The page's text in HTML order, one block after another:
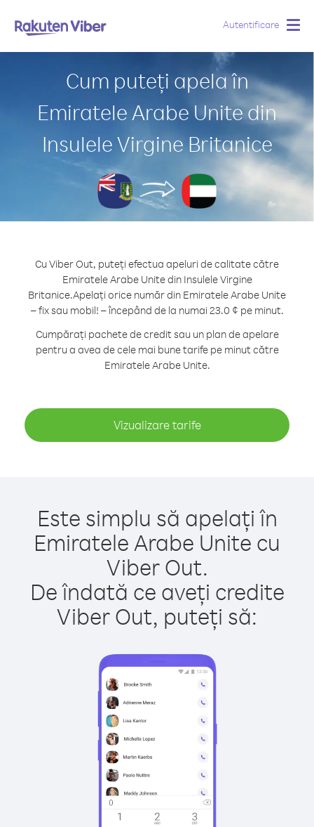
Autentificare
Cum puteți apela în
Emiratele Arabe Unite din
Insulele Virgine Britanice
Cu Viber Out, puteți efectua apeluri de calitate către
Emiratele Arabe Unite din Insulele Virgine
Britanice.Apelați orice număr din Emiratele Arabe Unite
– fix sau mobil! – începând de la numai 23.0 ¢ pe minut.
Cumpărați pachete de credit sau un plan de apelare
pentru a avea de cele mai bune tarife pe minut către
Emiratele Arabe Unite.
Vizualizare tarife
Este simplu să apelați în
Emiratele Arabe Unite cu
Viber Out.
De îndată ce aveți credite
Viber Out, puteți să: